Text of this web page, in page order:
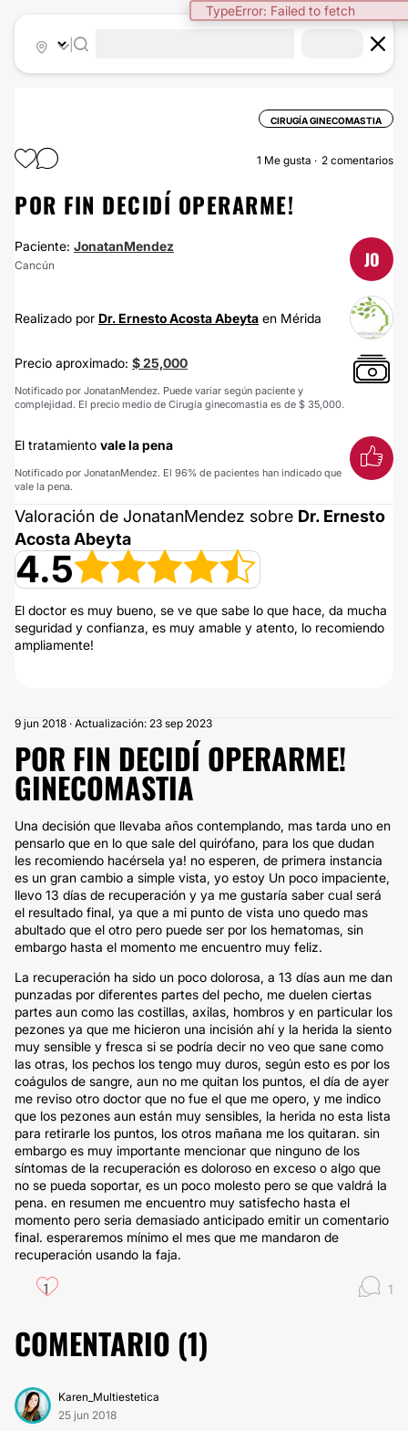
TypeError: Failed to fetch
CIRUGÍA GINECOMASTIA
1 Me gusta 2 comentarios
POR FIN DECIDÍ OPERARME!
Paciente: JonatanMendez
Cancún JO
Realizado por Dr. Ernesto Acosta Abeyta en Mérida
Precio aproximado: $ 25,000
Notificado por JonatanMendez. Puede variar según paciente y
complejidad. El precio medio de Cirugía ginecomastia es de $ 35,000.
El tratamiento vale la pena
Notificado por JonatanMendez. El 96% de pacientes han indicado que
vale la pena.
Valoración de JonatanMendez sobre Dr. Ernesto
Acosta Abeyta
4.5
El doctor es muy bueno, se ve que sabe lo que hace, da mucha
seguridad y confianza, es muy amable y atento, lo recomiendo
ampliamente!
9 jun 2018 · Actualización: 23 sep 2023
POR FIN DECIDÍ OPERARME!
GINECOMASTIA
Una decisión que llevaba años contemplando, mas tarda uno en
pensarlo que en lo que sale del quirófano, para los que dudan
les recomiendo hacérsela ya! no esperen, de primera instancia
es un gran cambio a simple vista, yo estoy Un poco impaciente,
llevo 13 días de recuperación y ya me gustaría saber cual será
el resultado final, ya que a mi punto de vista uno quedo mas
abultado que el otro pero puede ser por los hematomas, sin
embargo hasta el momento me encuentro muy feliz.
La recuperación ha sido un poco dolorosa, a 13 días aun me dan
punzadas por diferentes partes del pecho, me duelen ciertas
partes aun como las costillas, axilas, hombros y en particular los
pezones ya que me hicieron una incisión ahí y la herida la siento
muy sensible y fresca si se podría decir no veo que sane como
las otras, los pechos los tengo muy duros, según esto es por los
coágulos de sangre, aun no me quitan los puntos, el día de ayer
me reviso otro doctor que no fue el que me opero, y me indico
que los pezones aun están muy sensibles, la herida no esta lista
para retirarle los puntos, los otros mañana me los quitaran. sin
embargo es muy importante mencionar que ninguno de los
síntomas de la recuperación es doloroso en exceso o algo que
no se pueda soportar, es un poco molesto pero se que valdrá la
pena. en resumen me encuentro muy satisfecho hasta el
momento pero seria demasiado anticipado emitir un comentario
final. esperaremos mínimo el mes que me mandaron de
recuperación usando la faja.
1 1
COMENTARIO (1)
Karen_Multiestetica
25 jun 2018